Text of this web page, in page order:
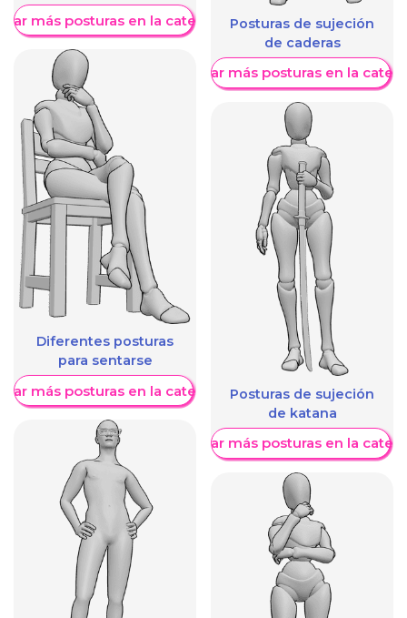
más posturas en la categoría
Diferentes posturas
para sentarse
más posturas en la categoría
Posturas de sujeción
de caderas
Mostrar más posturas en la
Posturas de sujeción
de katana
Mostrar más posturas en la